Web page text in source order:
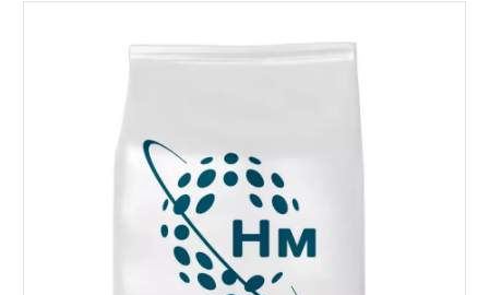
Сырьё для косметики и бытовой химии
Химия для строительных смесей